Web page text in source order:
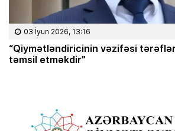
03 İyun 2026, 13:16
“Qiymətləndiricinin vəzifəsi
təmsil etməkdir”